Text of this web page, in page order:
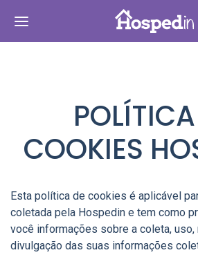
COOKIES
Esta política de cookies é aplicável
coletada pela Hospedin e tem como
você informações sobre a coleta, uso,
divulgação das suas informações